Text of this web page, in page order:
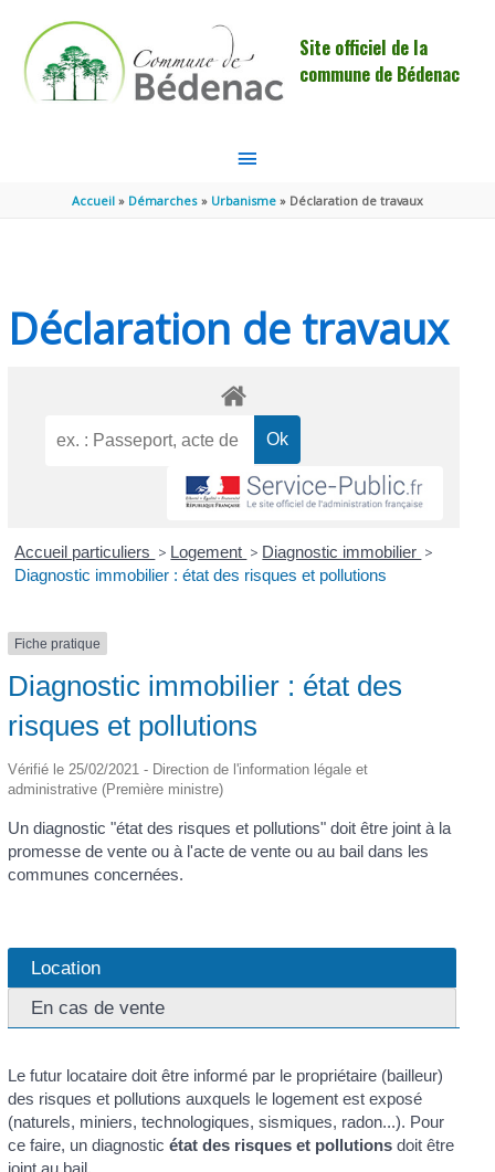
Site officiel de la
commune de Bédenac
MENU
PRINCIPAL
Accueil Démarches Urbanisme Déclaration de travaux
Déclaration de travaux
Accueil particuliers > Logement > Diagnostic immobilier >
Diagnostic immobilier : état des risques et pollutions
Fiche pratique
Diagnostic immobilier : état des
risques et pollutions
Vérifié le 25/02/2021 - Direction de l'information légale et
administrative (Première ministre)
Un diagnostic "état des risques et pollutions" doit être joint à la
promesse de vente ou à l'acte de vente ou au bail dans les
communes concernées.
Location
En cas de vente
Le futur locataire doit être informé par le propriétaire (bailleur)
des risques et pollutions auxquels le logement est exposé
(naturels, miniers, technologiques, sismiques, radon...). Pour
ce faire, un diagnostic état des risques et pollutionsdoit être